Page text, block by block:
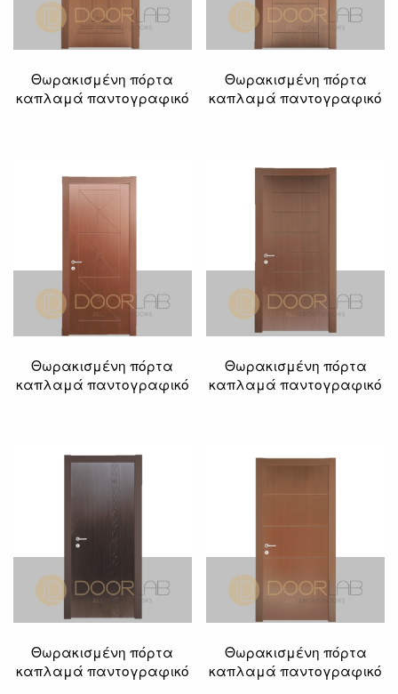
Θωρακισμένη πόρτα
καπλαμά παντογραφικό
Θωρακισμένη πόρτα
καπλαμά παντογραφικό
Θωρακισμένη πόρτα
καπλαμά παντογραφικό
Θωρακισμένη πόρτα
καπλαμά παντογραφικό
Θωρακισμένη πόρτα
καπλαμά παντογραφικό
Θωρακισμένη πόρτα
καπλαμά παντογραφικό